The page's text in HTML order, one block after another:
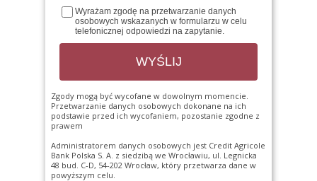
Wyrażam zgodę na przetwarzanie danych
osobowych wskazanych w formularzu w celu
telefonicznej odpowiedzi na zapytanie.
WYŚLIJ
Zgody mogą być wycofane w dowolnym momencie.
Przetwarzanie danych osobowych dokonane na ich
podstawie przed ich wycofaniem, pozostanie zgodne z
prawem
Administratorem danych osobowych jest Credit Agricole
Bank Polska S. A. z siedzibą we Wrocławiu, ul. Legnicka
48 bud. C-D, 54-202 Wrocław, który przetwarza dane w
powyższym celu.